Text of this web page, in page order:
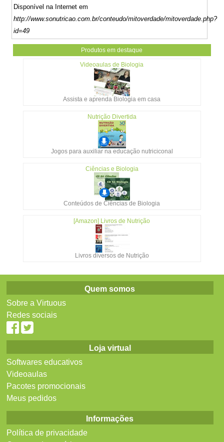
Disponível na Internet em
http://www.sonutricao.com.br/conteudo/mitoverdade/mitoverdade.php?
id=49
Produtos em destaque
Videoaulas de Biologia
Assista e aprenda Biologia em casa
Nutrição Divertida
Jogos para auxiliar na educação nutriciconal
Ciências e Biologia
Conteúdos de Ciências de Biologia
[Amazon] Livros de Nutrição
Livros diversos de Nutrição
Quem somos
Sobre a Virtuous
Redes sociais
Loja virtual
Softwares educativos
Videoaulas
Pacotes promocionais
Meus pedidos
Informações
Política de privacidade